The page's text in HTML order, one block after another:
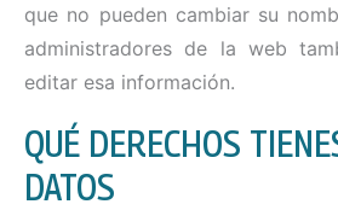
que no pueden cambiar su
administradores de la web
editar esa información.
QUÉ DERECHOS
DATOS